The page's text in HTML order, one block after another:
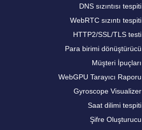
DNS sızıntısı tespiti
WebRTC sızıntı tespiti
HTTP2/SSL/TLS testi
Para birimi dönüştürücü
Müşteri İpuçları
WebGPU Tarayıcı Raporu
Gyroscope Visualizer
Saat dilimi tespiti
Şifre Oluşturucu